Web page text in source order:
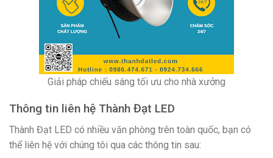
Giải pháp chiếu sáng tối ưu cho nhà xưởng
Thông tin liên hệ Thành Đạt LED
Thành Đạt LED có nhiều văn phòng trên toàn quốc, bạn có
thể liên hệ với chúng tôi qua các thông tin sau: